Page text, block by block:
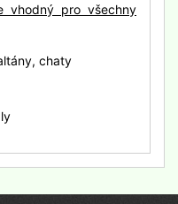
vhodný pro všechny
chaty